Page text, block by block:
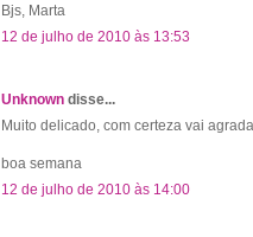
Bjs, Marta
12 de julho de 2010 às 13:53
Unknown disse...
Muito delicado, com certeza vai
boa semana
12 de julho de 2010 às 14:00